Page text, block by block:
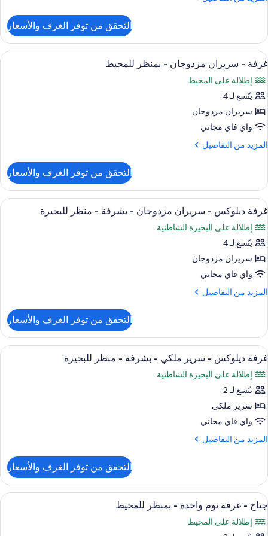
للبحيرة
غرفة
سريران
مزدوجان
-
منظر
التحقق من توفر الغرف والأسعار
استعراض
جميع
صور
غرفة
-
سريران
مزدوجان
للمحيط
أسرّة بطبقة علوية مريحة وخزنة داخل
8
غرفة - سريران مزدوجان - بمنظر للمحيط
إطلالة على المحيط
يتّسع لـ 4
سريران مزدوجان
واي فاي مجاني
المزيد من التفاصيل
المزيد
غرفة
سريران
مزدوجان
-
بمنظر
التحقق من توفر الغرف والأسعار
استعراض
جميع
صور
غرفة
ديلوكس
-
سريران
مزدوجان
بشرفة
منظر
للبحيرة
أسرّة بطبقة علوية مريحة وخزنة داخل
6
غرفة ديلوكس - سريران مزدوجان - بشرفة - منظر للبحيرة
إطلالة على البحيرة الشاطئية
يتّسع لـ 4
سريران مزدوجان
واي فاي مجاني
المزيد من التفاصيل
المزيد
غرفة
ديلوكس
-
سريران
مزدوجان
-
منظر
التحقق من توفر الغرف والأسعار
استعراض
جميع
صور
غرفة
ديلوكس
-
سرير
ملكي
بشرفة
منظر
للبحيرة
أسرّة بطبقة علوية مريحة وخزنة داخل
7
غرفة ديلوكس - سرير ملكي - بشرفة - منظر للبحيرة
إطلالة على البحيرة الشاطئية
يتّسع لـ 2
سرير ملكي
واي فاي مجاني
المزيد من التفاصيل
المزيد
غرفة
ديلوكس
-
سرير
ملكي
التحقق من توفر الغرف والأسعار
استعراض
جميع
صور
أسرّة بطبقة علوية مريحة وخزنة داخل
6
جناح - غرفة نوم واحدة - بمنظر للمحيط
إطلالة على المحيط